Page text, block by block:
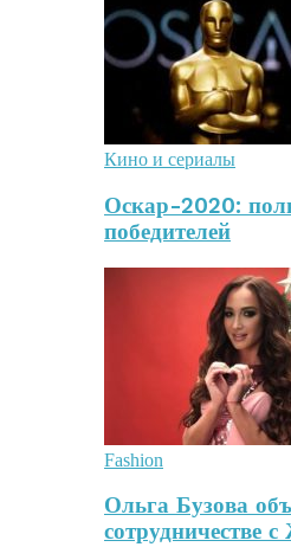
Кино и сериалы
Оскар-2020:
победителей
Fashion
Ольга Бузова
сотрудничестве